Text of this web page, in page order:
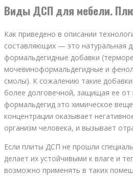
Виды ДСП для мебели.
Как приведено в описании
составляющих — это натуральная
формальдегидные добавки
мочевиноформальдегидные и
смолы). К сожалению такие
более долговечной, защищая ее от
формальдегид это химическое
концентрации оказывает
организм человека, и вызывает
Если плиты ДСП не прошли
делает их устойчивыми к влаге и
возможно применять в таких